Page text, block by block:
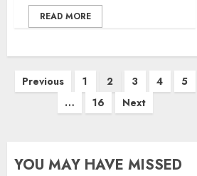
READ MORE
Posts
pagination
Previous 1 2 3 4
5
…
16 Next
YOU MAY HAVE MISSED